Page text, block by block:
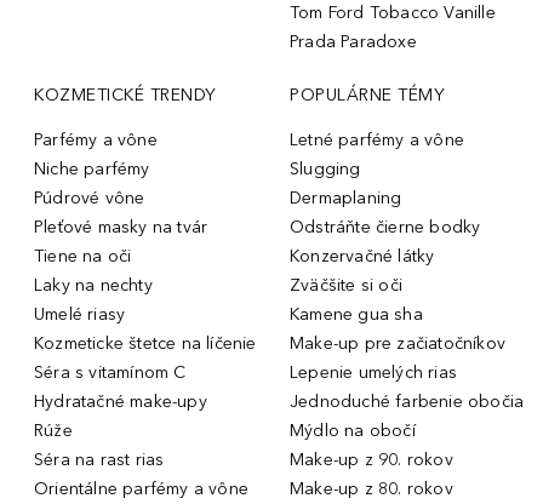
Tom Ford Tobacco Vanille
Prada Paradoxe
KOZMETICKÉ TRENDY
Parfémy a vône
Niche parfémy
Púdrové vône
Pleťové masky na tvár
Tiene na oči
Laky na nechty
Umelé riasy
Kozmeticke štetce na líčenie
Séra s vitamínom C
Hydratačné make-upy
Rúže
Séra na rast rias
Orientálne parfémy a vône
POPULÁRNE TÉMY
Letné parfémy a vône
Slugging
Dermaplaning
Odstráňte čierne bodky
Konzervačné látky
Zväčšite si oči
Kamene gua sha
Make-up pre začiatočníkov
Lepenie umelých rias
Jednoduché farbenie obočia
Mýdlo na obočí
Make-up z 90. rokov
Make-up z 80. rokov